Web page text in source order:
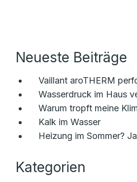
Neueste Beiträge
Vaillant aroTHERM
Wasserdruck im Haus
Warum tropft meine
Kalk im Wasser
Heizung im Sommer?
Kategorien